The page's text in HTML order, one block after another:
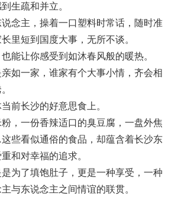
生疏和并立。
念主，操着一口塑料时常话，随时准
里短到国度大事，无所不谈。
能让你感受到如沐春风般的暖热。
如一家，谁家有个大事小情，齐会相
前长沙的好意思食上。
，一份香辣适口的臭豆腐，一盘外焦
些看似通俗的食品，却蕴含着长沙东
和对幸福的追求。
为了填饱肚子，更是一种享受，一种
与东说念主之间情谊的联贯。